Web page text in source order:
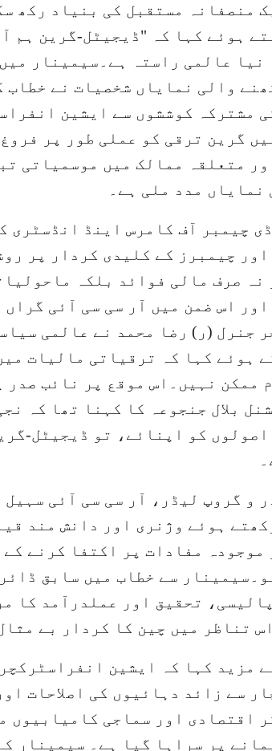
منصفانہ مستقبل کی بنیاد رکھ
ہوئے کہا کہ "ڈیجیٹل-گرین ہم
نیا عالمی راستہ ہے۔سیمینار
والی نمایاں شخصیات نے
مشترکہ کوششوں سے ایشین
گرین ترقی کو عملی طور پر
متعلقہ ممالک میں موسمیاتی
نمایاں مدد ملی ہے۔
چیمبر آف کامرس اینڈ انڈسٹری
اور چیمبرز کے کلیدی کردار پر
نہ صرف مالی فوائد بلکہ
اس ضمن میں آر سی سی آئی
جنرل (ر) رضا محمد نے عالمی
ہوئے کہا کہ ترقیاتی مالیات
ممکن نہیں۔اس موقع پر نائب صدر
بلال جنجوعہ کا کہنا تھا کہ
کو اپنائے، تو ڈیجیٹل-
و گروپ لیڈر، آر سی سی آئی
ہوئے وژنری اور دانش مند
موجودہ مفادات پر اکتفا کرنے
سے خطاب میں سابق
تحقیق اور عملدرآمد کا
تناظر میں چین کا کردار بے
مزید کہا کہ ایشین
سے زائد دہائیوں کی اصلاحات
اقتصادی اور سماجی کامیابیوں
پر سراہا گیا ہے۔ سیمینار